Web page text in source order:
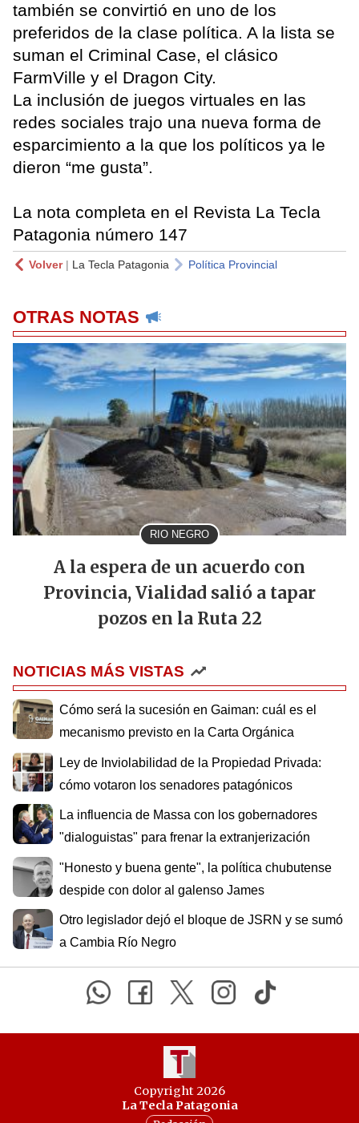
también se convirtió en uno de los
preferidos de la clase política. A la lista se
suman el Criminal Case, el clásico
FarmVille y el Dragon City.
La inclusión de juegos virtuales en las
redes sociales trajo una nueva forma de
esparcimiento a la que los políticos ya le
dieron “me gusta”.
La nota completa en el Revista La Tecla
Patagonia número 147
Volver| La Tecla Patagonia Política Provincial
OTRAS NOTAS
RIO NEGRO
A la espera de un acuerdo con
Provincia, Vialidad salió a tapar
pozos en la Ruta 22
NOTICIAS MÁS VISTAS
Cómo será la sucesión en Gaiman: cuál es el
mecanismo previsto en la Carta Orgánica
Ley de Inviolabilidad de la Propiedad Privada:
cómo votaron los senadores patagónicos
La influencia de Massa con los gobernadores
"dialoguistas" para frenar la extranjerización
"Honesto y buena gente", la política chubutense
despide con dolor al galenso James
Otro legislador dejó el bloque de JSRN y se sumó
a Cambia Río Negro
Copyright 2026
La Tecla Patagonia